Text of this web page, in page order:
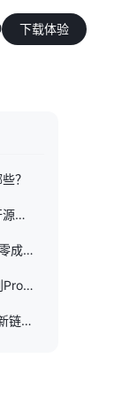
下载体验
？
Kimi K3 本地部署方法：从硬件门槛到开源权重落地的完整指南
DeepSeek-V4免费和付费有什么区别？零成本体验到API按量付费，三种使用方式一次性讲清楚
DeepSeek-V4本地配置要求：从Flash到Pro硬件选型指南
sbti官网免费版2026最新入口是什么？新链接/备用站与避坑指南全收录